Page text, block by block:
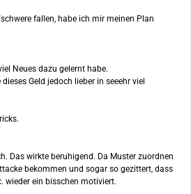
fallen, habe ich mir meinen Plan
Neues dazu gelernt habe.
Geld jedoch lieber in seeehr viel
Das wirkte beruhigend. Da Muster zuordnen
bekommen und sogar so gezittert, dass
wieder ein bisschen motiviert.